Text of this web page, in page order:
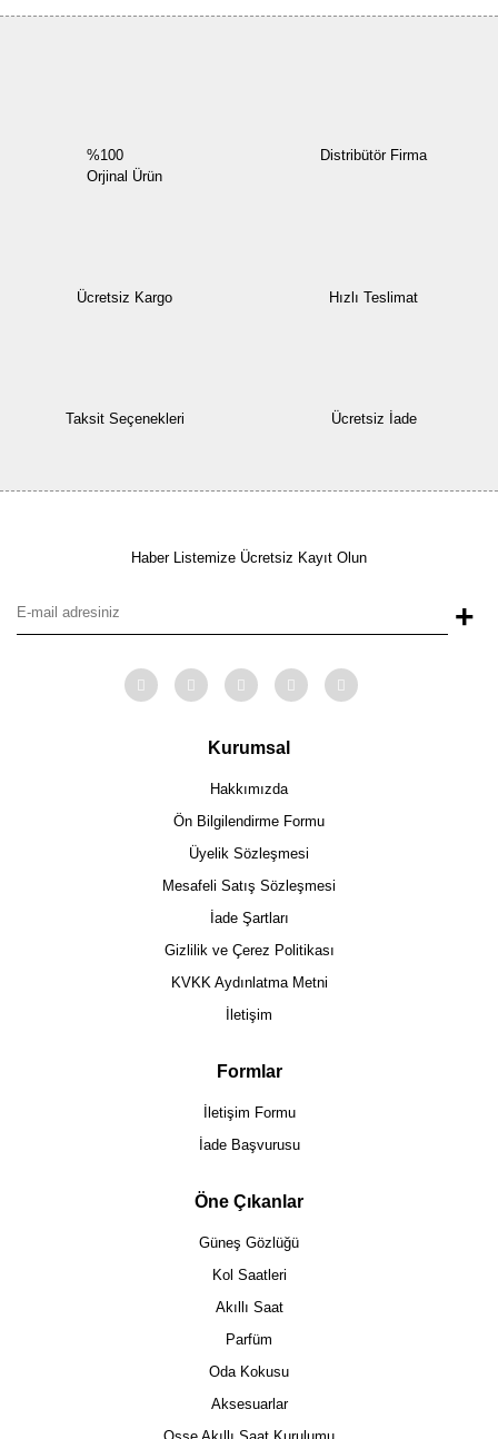
%100
Orjinal Ürün
Distribütör Firma
Ücretsiz Kargo Hızlı Teslimat
Taksit Seçenekleri Ücretsiz İade
Haber Listemize Ücretsiz Kayıt Olun
+
Kurumsal
Hakkımızda
Ön Bilgilendirme Formu
Üyelik Sözleşmesi
Mesafeli Satış Sözleşmesi
İade Şartları
Gizlilik ve Çerez Politikası
KVKK Aydınlatma Metni
İletişim
Formlar
İletişim Formu
İade Başvurusu
Öne Çıkanlar
Güneş Gözlüğü
Kol Saatleri
Akıllı Saat
Parfüm
Oda Kokusu
Aksesuarlar